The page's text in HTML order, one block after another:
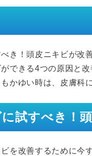
き！頭皮ニキビが改
できる4つの原因と
かゆい時は、皮膚科
に試すべき！
を改善するために今